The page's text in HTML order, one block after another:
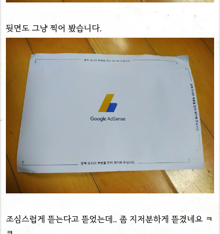
뒷면도 그냥 찍어 봤습니다.
조심스럽게 뜯는다고 뜯었는데.. 좀 지저분하게 뜯겼네요 ㅋ